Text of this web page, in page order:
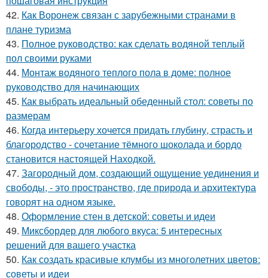
42. Как Воронеж связан с зарубежными странами в
плане туризма
43. Полное руководство: как сделать водяной теплый
пол своими руками
44. Монтаж водяного теплого пола в доме: полное
руководство для начинающих
45. Как выбрать идеальный обеденный стол: советы по
размерам
46. Когда интерьеру хочется придать глубину, страсть и
благородство - сочетание тёмного шоколада и бордо
становится настоящей Находкой.
47. Загородный дом, создающий ощущение уединения и
свободы, - это пространство, где природа и архитектура
говорят на одном языке.
48. Оформление стен в детской: советы и идеи
49. Миксбордер для любого вкуса: 5 интересных
решений для вашего участка
50. Как создать красивые клумбы из многолетних цветов:
советы и идеи